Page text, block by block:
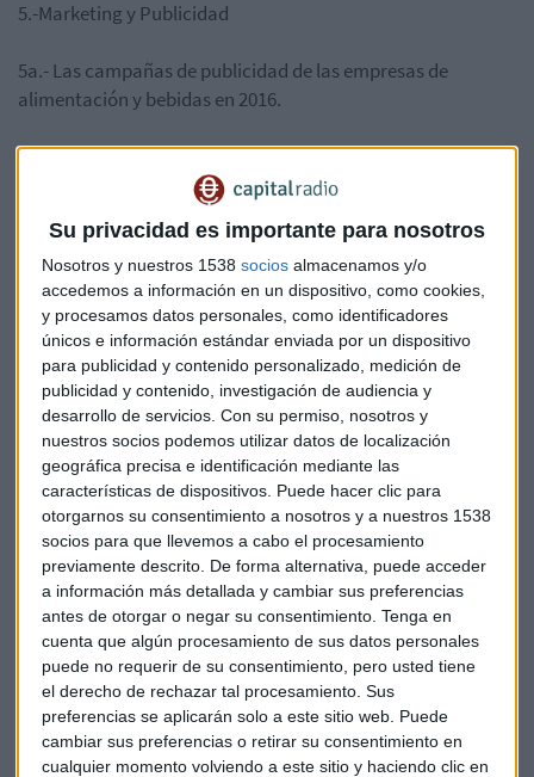
Su privacidad es importante para nosotros
Nosotros y nuestros 1538 socios almacenamos y/o
accedemos a información en un dispositivo, como cookies,
y procesamos datos personales, como identificadores
únicos e información estándar enviada por un dispositivo
para publicidad y contenido personalizado, medición de
publicidad y contenido, investigación de audiencia y
desarrollo de servicios. Con su permiso, nosotros y
nuestros socios podemos utilizar datos de localización
geográfica precisa e identificación mediante las
características de dispositivos. Puede hacer clic para
otorgarnos su consentimiento a nosotros y a nuestros 1538
socios para que llevemos a cabo el procesamiento
previamente descrito. De forma alternativa, puede acceder
a información más detallada y cambiar sus preferencias
antes de otorgar o negar su consentimiento. Tenga en
cuenta que algún procesamiento de sus datos personales
puede no requerir de su consentimiento, pero usted tiene
el derecho de rechazar tal procesamiento. Sus
preferencias se aplicarán solo a este sitio web. Puede
cambiar sus preferencias o retirar su consentimiento en
cualquier momento volviendo a este sitio y haciendo clic en
5.-Marketing y Publicidad
5a.- Las campañas de publicidad de las empresas de
alimentación y bebidas en 2016.
5b.-Trade marketing.
5c.-Actividad en los entornos digitales, display, redes
sociales, RTB.
5d.-La importancia del medio TV en el gran consumo.
Peso, segmentación, costes.
Participantes:
MAGRAMA:Fernando J. Burgaz Moreno, Director General de
la Industria Alimentaria, del Ministerio de Agricultura,
Alimentación y Medio Ambiente
Coca-Cola: Esther Morillas, Directora de Marketing
Conservas Garavilla(Isabel) : Jorge Arrizabalaga, Director
de Marketing